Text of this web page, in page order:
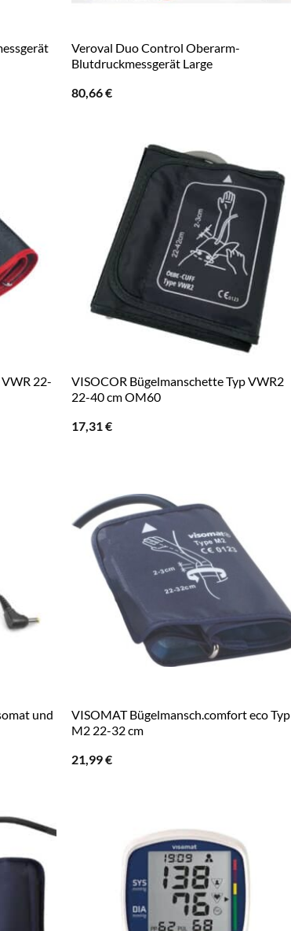
Veroval Duo Control Oberarm-
Blutdruckmessgerät Large
80,66€
22-
VISOCOR Bügelmanschette Typ VWR2
22-40 cm OM60
17,31€
und
VISOMAT Bügelmansch.comfort eco Typ
M2 22-32 cm
21,99€